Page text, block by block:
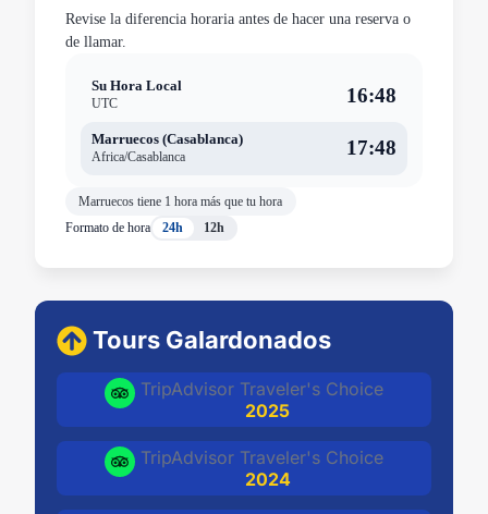
Revise la diferencia horaria antes de hacer una reserva o
de llamar.
Su Hora Local
UTC
16:48
Marruecos (Casablanca)
Africa/Casablanca
17:48
Marruecos tiene 1 hora más que tu hora
Formato de hora
24h 12h
Tours Galardonados
TripAdvisor Traveler's Choice
2025
TripAdvisor Traveler's Choice
2024